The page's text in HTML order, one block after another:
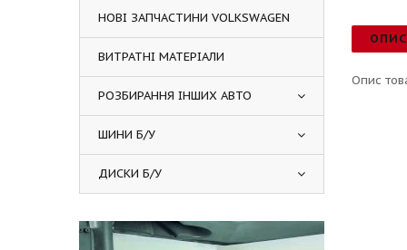
ОПИС
Опис
НОВІ ЗАПЧАСТИНИ VOLKSWAGEN
ВИТРАТНІ МАТЕРІАЛИ
РОЗБИРАННЯ ІНШИХ АВТО
ШИНИ Б/У
ДИСКИ Б/У